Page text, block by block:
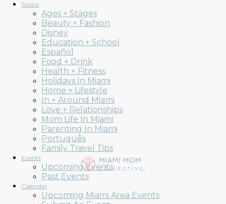
Topics
Ages + Stages
Beauty + Fashion
Disney
Education + School
Español
Food + Drink
Health + Fitness
Holidays In Miami
Home + Lifestyle
In + Around Miami
Love + Relationships
Mom Life In Miami
Parenting In Miami
Português
Family Travel Tips
Events
Upcoming Events
Past Events
Calendar
Upcoming Miami Area Events